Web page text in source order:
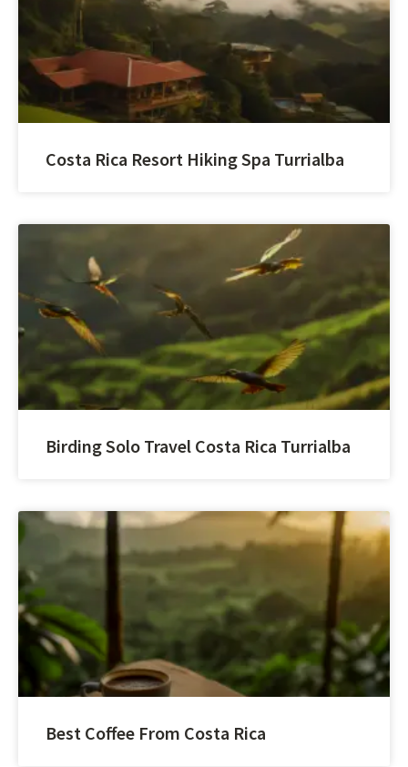
Costa Rica Resort Hiking Spa Turrialba
Birding Solo Travel Costa Rica Turrialba
Best Coffee From Costa Rica